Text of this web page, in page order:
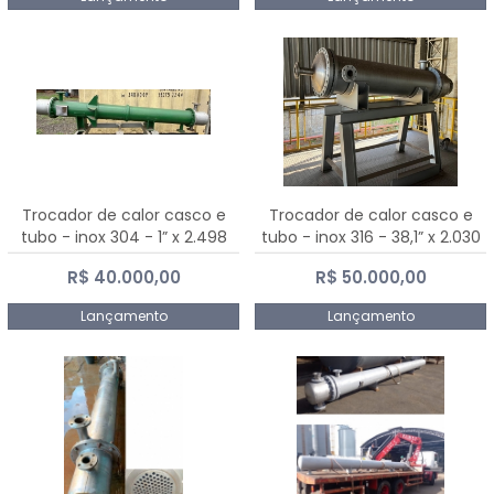
Trocador de calor casco e
tubo - inox 304 - 1” x 2.498
mm
R$ 40.000,00
Lançamento
Trocador de calor casco e
tubo - inox 316 - 38,1” x 2.030
mm
R$ 50.000,00
Lançamento